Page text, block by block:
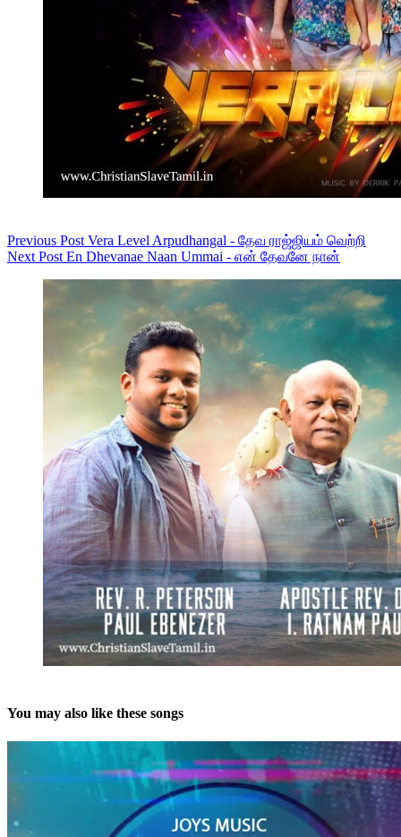
Previous Post Vera Level Arpudhangal - தேவ ராஜ்ஜியம் வெற்றி
Next Post En Dhevanae Naan Ummai - என் தேவனே நான்
You may also like these songs